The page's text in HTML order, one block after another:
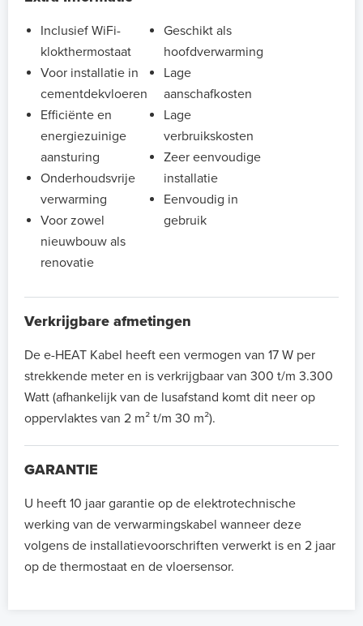
Inclusief WiFi-
klokthermostaat
Voor installatie in
cementdekvloeren
Efficiënte en
energiezuinige
aansturing
Onderhoudsvrije
verwarming
Voor zowel
nieuwbouw als
renovatie
Geschikt als
hoofdverwarming
Lage
aanschafkosten
Lage
verbruikskosten
Zeer eenvoudige
installatie
Eenvoudig in
gebruik
Verkrijgbare afmetingen
De e-HEAT Kabel heeft een vermogen van 17 W per
strekkende meter en is verkrijgbaar van 300 t/m 3.300
Watt (afhankelijk van de lusafstand komt dit neer op
oppervlaktes van 2 m² t/m 30 m²).
GARANTIE
U heeft 10 jaar garantie op de elektrotechnische
werking van de verwarmingskabel wanneer deze
volgens de installatievoorschriften verwerkt is en 2 jaar
op de thermostaat en de vloersensor.